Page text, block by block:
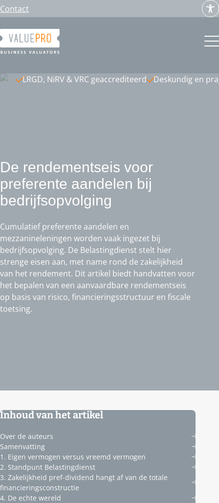
Ga
naar
de
inhoud
Contact
LRGD, NiRV & VRC geaccrediteerd Deskundig en
De rendementseis voor
preferente aandelen bij
bedrijfsopvolging
Cumulatief preferente aandelen en
mezzanineleningen worden vaak ingezet bij
bedrijfsopvolging. De Belastingdienst stelt hier
strenge eisen aan, met name rond de zakelijkheid
van het rendement. Dit artikel biedt handvatten voor
het bepalen van een aanvaardbare rendementseis
op basis van risico, financieringsstructuur en fiscale
toetsing.
Inhoud van het artikel
Over de auteurs
Samenvatting
1. Eigen vermogen versus vreemd vermogen
2. Standpunt Belastingdienst
3. Zakelijkheid pref-dividend hangt af van de totale
financieringsconstructie
4. De echte wereld